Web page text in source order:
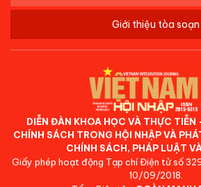
Giới thiệu tòa soạn
DIỄN ĐÀN KHOA HỌC VÀ THỰC
CHÍNH SÁCH TRONG HỘI NHẬP VÀ
CHÍNH SÁCH, PHÁP LUẬT
Giấy phép hoạt động Tạp chí Điện tử số
10/09/2018.